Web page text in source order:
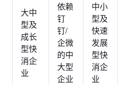
大中
型及
成长
型快
消企
业
依赖
钉
钉/
企微
的中
大型
企业
中小
型及
快速
发展
型快
消企
业